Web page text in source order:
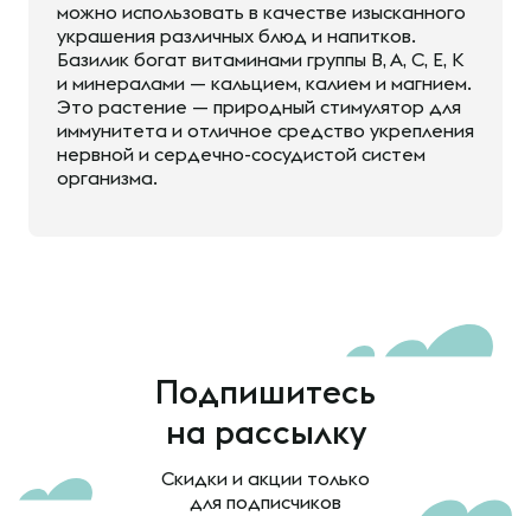
можно использовать в качестве изысканного
украшения различных блюд и напитков.
Базилик богат витаминами группы В, А, С, Е, К
и минералами — кальцием, калием и магнием.
Это растение — природный стимулятор для
иммунитета и отличное средство укрепления
нервной и сердечно-сосудистой систем
организма.
Подпишитесь
на рассылку
Скидки и акции только
для подписчиков